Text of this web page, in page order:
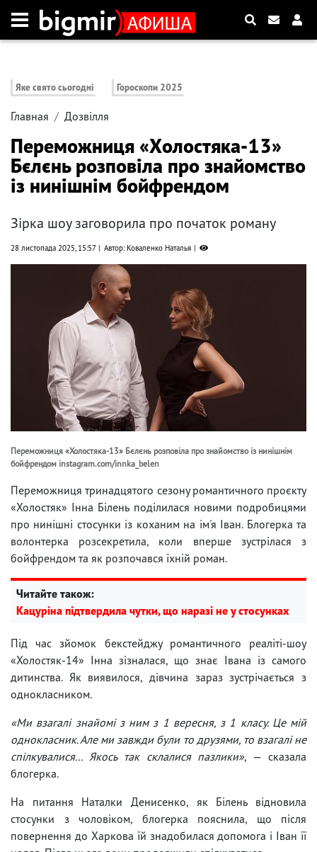
Яке свято сьогодні Гороскопи 2025
Главная Дозвілля
Переможниця «Холостяка-13»
Бєлєнь розповіла про знайомство
із нинішнім бойфрендом
Зірка шоу заговорила про початок роману
28 листопада 2025, 15:57 Автор: Коваленко Наталья
Переможниця «Холостяка-13» Бєлєнь розповіла про знайомство із нинішнім
бойфрендом instagram.com/innka_belen
Переможниця тринадцятого сезону романтичного проєкту
«Холостяк» Інна Білень поділилася новими подробицями
про нинішні стосунки із коханим на ім'я Іван. Блогерка та
волонтерка розсекретила, коли вперше зустрілася з
бойфрендом та як розпочався їхній роман.
Читайте також:
Кацуріна підтвердила чутки, що наразі не у стосунках
Під час зйомок бекстейджу романтичного реаліті-шоу
«Холостяк-14» Інна зізналася, що знає Івана із самого
дитинства. Як виявилося, дівчина зараз зустрічається з
однокласником.
«Ми взагалі знайомі з ним з 1 вересня, з 1 класу. Це мій
однокласник. Але ми завжди були то друзями, то взагалі не
спілкувалися... Якось так склалися пазлики», — сказала
блогерка.
На питання Наталки Денисенко, як Білень відновила
стосунки з чоловіком, блогерка пояснила, що після
повернення до Харкова їй знадобилася допомога і Іван її